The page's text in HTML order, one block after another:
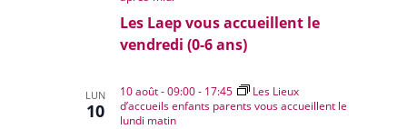
Les Laep vous accueillent le
vendredi (0-6 ans)
LUN
10
10 août - 09:00- 17:45
Les Lieux
d’accueils enfants parents vous accueillent le
lundi matin